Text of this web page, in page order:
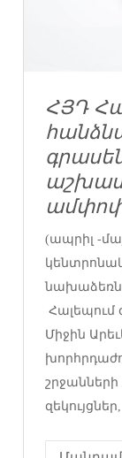
ՀՅԴ
(ապրիլ -
Հալեպում
Միջին
զեկույցներ,